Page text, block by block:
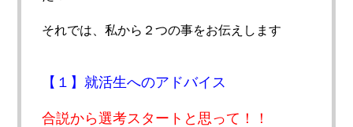
それでは、私から２つの事をお伝えします
【１】就活生へのアドバイス
合説から選考スタートと思って！！